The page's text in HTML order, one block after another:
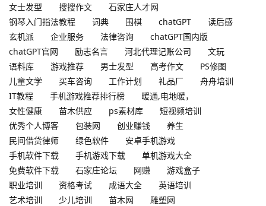
女士发型
搜搜作文
石家庄人才网
钢琴入门指法教程
词典 围棋 chatGPT
读后感
玄机派
企业服务 法律咨询
chatGPT国内版
chatGPT官网
励志名言 河北代理记账公司
文玩
语料库
游戏推荐 男士发型 高考作文
PS修图
儿童文学
买车咨询 工作计划 礼品厂
舟舟培训
IT教程
手机游戏推荐排行榜
暖通,电地暖，
女性健康
苗木供应 ps素材库
短视频培训
优秀个人博客
包装网 创业赚钱
养生
民间借贷律师
绿色软件
安卓手机游戏
手机软件下载
手机游戏下载
单机游戏大全
免费软件下载
石家庄论坛 网赚
游戏盒子
职业培训
资格考试 成语大全
英语培训
艺术培训
少儿培训 苗木网
雕塑网